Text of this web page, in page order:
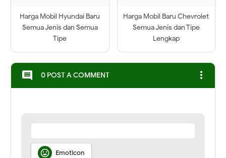
Harga Mobil Hyundai Baru
Semua Jenis dan Semua
Tipe
Harga Mobil Baru Chevrolet
Semua Jenis dan Tipe
Lengkap
comment 0 POST A COMMENT more_vert
 Emoticon